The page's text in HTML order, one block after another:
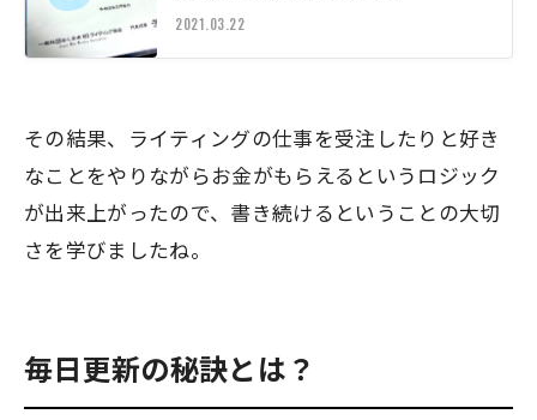
2021.03.22
その結果、ライティングの仕事を受注したりと好き
なことをやりながらお金がもらえるというロジック
が出来上がったので、書き続けるということの大切
さを学びましたね。
毎日更新の秘訣とは？